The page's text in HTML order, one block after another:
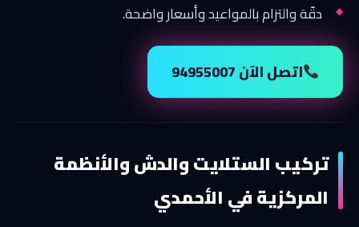
دقّة والتزام بالمواعيد وأسعار واضحة.
اتصل الآن 94955007
تركيب الستلايت والدش والأنظمة
المركزية في الأحمدي